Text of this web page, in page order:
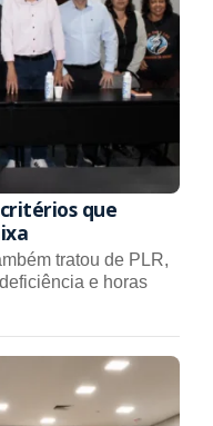
que
tratou de PLR,
e horas